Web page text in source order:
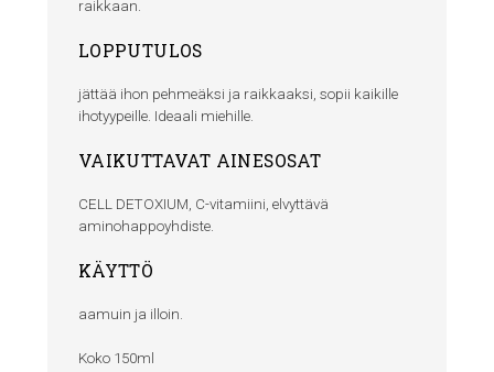
raikkaan.
LOPPUTULOS
jättää ihon pehmeäksi ja raikkaaksi, sopii kaikille
ihotyypeille. Ideaali miehille.
VAIKUTTAVAT AINESOSAT
CELL DETOXIUM, C-vitamiini, elvyttävä
aminohappoyhdiste.
KÄYTTÖ
aamuin ja illoin.
Koko 150ml